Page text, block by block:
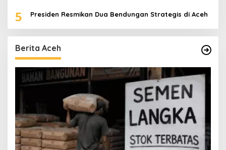
5 Presiden Resmikan Dua Bendungan Strategis di Aceh
Berita Aceh